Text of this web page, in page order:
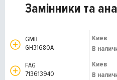
Замінники та
GMB
GH31680A
Киев
В
FAG
713613940
Киев
В